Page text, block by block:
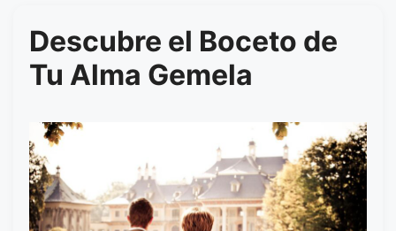
Descubre el Boceto de
Tu Alma Gemela